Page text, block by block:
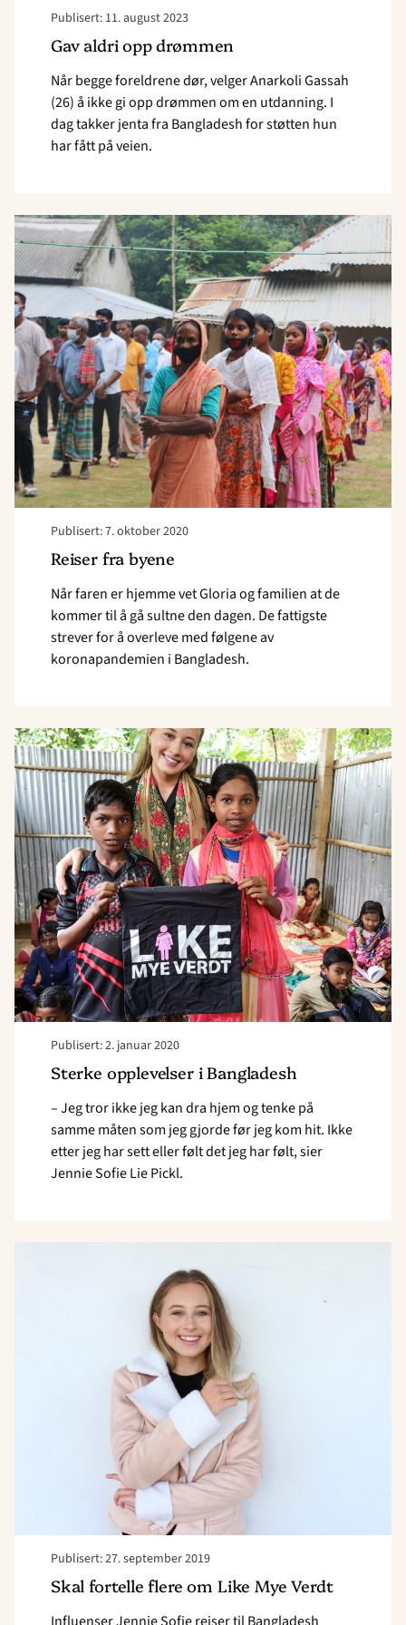
Publisert: 11. august 2023
Gav aldri opp drømmen
Når begge foreldrene dør, velger Anarkoli Gassah
(26) å ikke gi opp drømmen om en utdanning. I
dag takker jenta fra Bangladesh for støtten hun
har fått på veien.
Publisert: 7. oktober 2020
Reiser fra byene
Når faren er hjemme vet Gloria og familien at de
kommer til å gå sultne den dagen. De fattigste
strever for å overleve med følgene av
koronapandemien i Bangladesh.
Read
article
"Gloria
(17)
drømmer
om
å
jobbe
med
musikk"
Publisert: 2. januar 2020
Sterke opplevelser i Bangladesh
– Jeg tror ikke jeg kan dra hjem og tenke på
samme måten som jeg gjorde før jeg kom hit. Ikke
etter jeg har sett eller følt det jeg har følt, sier
Jennie Sofie Lie Pickl.
Read
article
"Sterke
opplevelser
i
Bangladesh"
Publisert: 27. september 2019
Skal fortelle flere om Like Mye Verdt
article
"Skal
fortelle
flere
om
Like
Mye
Verdt"